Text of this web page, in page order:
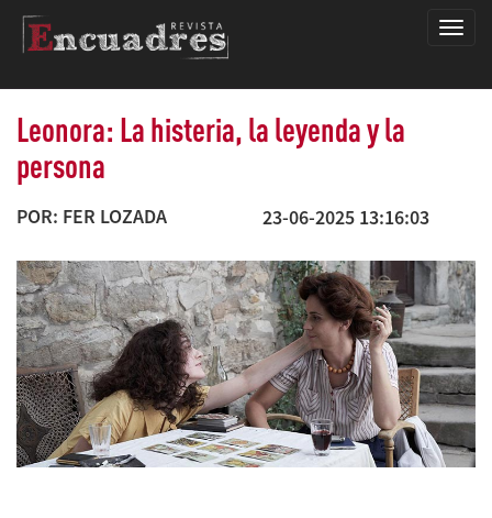
Leonora: La histeria, la leyenda y la
persona
POR: FER LOZADA 23-06-2025 13:16:03